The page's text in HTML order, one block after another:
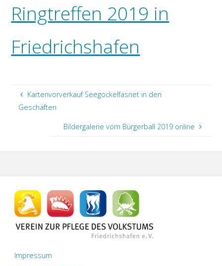
Ringtreffen 2019 in
Friedrichshafen
Kartenvorverkauf Seegockelfasnet in den
Geschäften
Bildergalerie vom Bürgerball 2019 online
Impressum